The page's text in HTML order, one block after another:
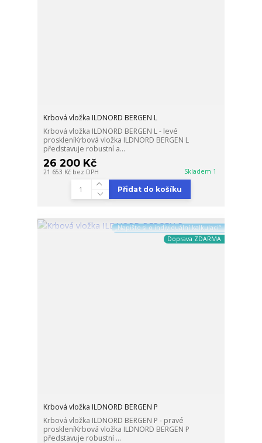
Krbová vložka ILDNORD BERGEN L
Krbová vložka ILDNORD BERGEN L - levé
proskleníKrbová vložka ILDNORD BERGEN L
představuje robustní a...
26 200 Kč
21 653 Kč bez DPH Skladem 1
Přidat do košíku
„Napište si o individuální kalkulaci“
Doprava ZDARMA
Krbová vložka ILDNORD BERGEN P
Krbová vložka ILDNORD BERGEN P - pravé
proskleníKrbová vložka ILDNORD BERGEN P
představuje robustní ...